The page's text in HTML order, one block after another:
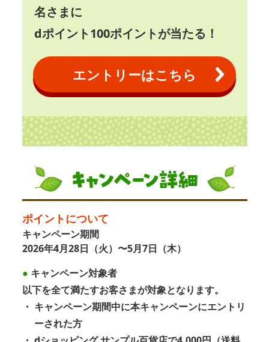
名さまに
dポイント100ポイントが当たる！
エントリーはこちら
ポイントについて
キャンペーン期間
2026年4月28日（火）〜5月7日（木）
● キャンペーン対象者
以下を全て満たすお客さまが対象となります。
・ キャンペーン期間中に本キャンペーンにエントリ
ーされた方